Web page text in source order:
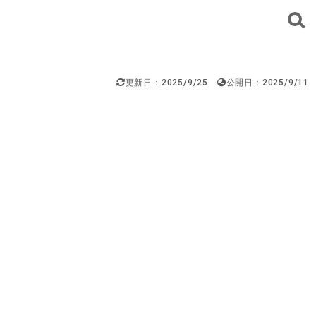
更新日：2025/9/25 公開日：2025/9/11